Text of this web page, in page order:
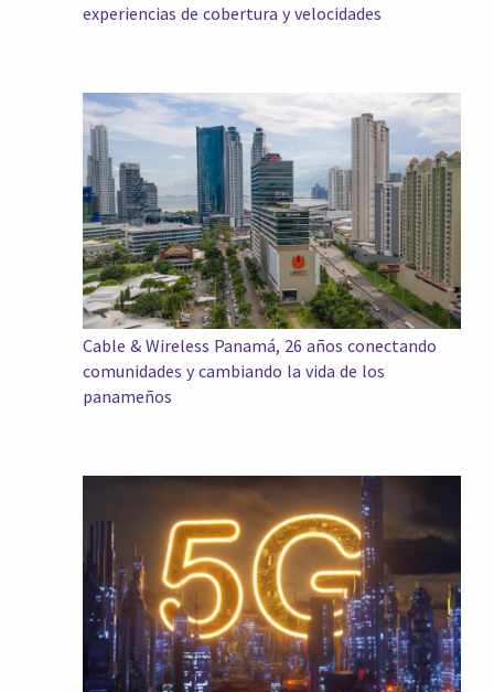
experiencias de cobertura y velocidades
Cable & Wireless Panamá, 26 años conectando
comunidades y cambiando la vida de los
panameños